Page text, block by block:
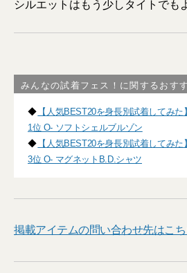
シルエットはもう少しタイトでも
みんなの試着フェス！に関するおす
◆ 【人気BEST20を身長別試着してみ
1位 O- ソフトシェルブルゾン
◆ 【人気BEST20を身長別試着してみ
3位 O- マグネットB.D.シャツ
掲載アイテムの問い合わせ先はこち